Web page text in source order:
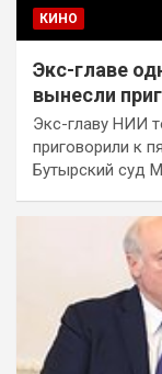
КИНО
Экс-главе
вынесли
Экс-главу НИИ
приговорили к
Бутырский суд